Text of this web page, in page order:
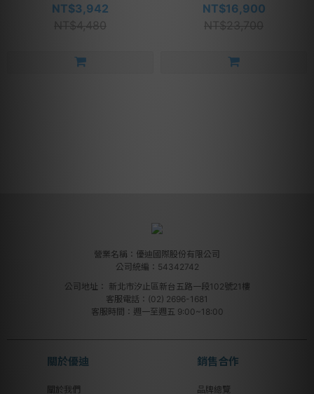
NT$3,942
NT$4,480
NT$16,900
NT$23,700
營業名稱：優迪國際股份有限公司
公司統編：54342742
公司地址： 新北市汐止區新台五路一段102號21樓
客服電話：(02) 2696-1681
客服時間：週一至週五 9:00~18:00
關於優迪
關於我們
銷售合作
品牌總覽